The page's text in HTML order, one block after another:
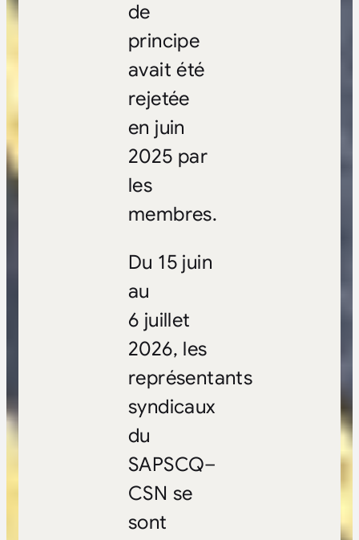
de
principe
avait été
rejetée
en juin
2025 par
les
membres.
Du 15 juin
au
6 juillet
2026, les
représentants
syndicaux
du
SAPSCQ–
CSN se
sont